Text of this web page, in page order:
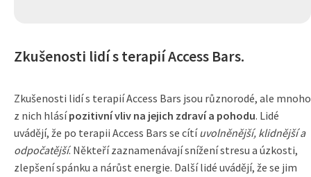
Zkušenosti lidí s terapií Access Bars.
Zkušenosti lidí s terapií Access Bars jsou různorodé, ale mnoho
z nich hlásípozitivní vliv na jejich zdraví a pohodu. Lidé
uvádějí, že po terapii Access Bars se cítíuvolněnější, klidnější a
odpočatější. Někteří zaznamenávají snížení stresu a úzkosti,
zlepšení spánku a nárůst energie. Další lidé uvádějí, že se jim